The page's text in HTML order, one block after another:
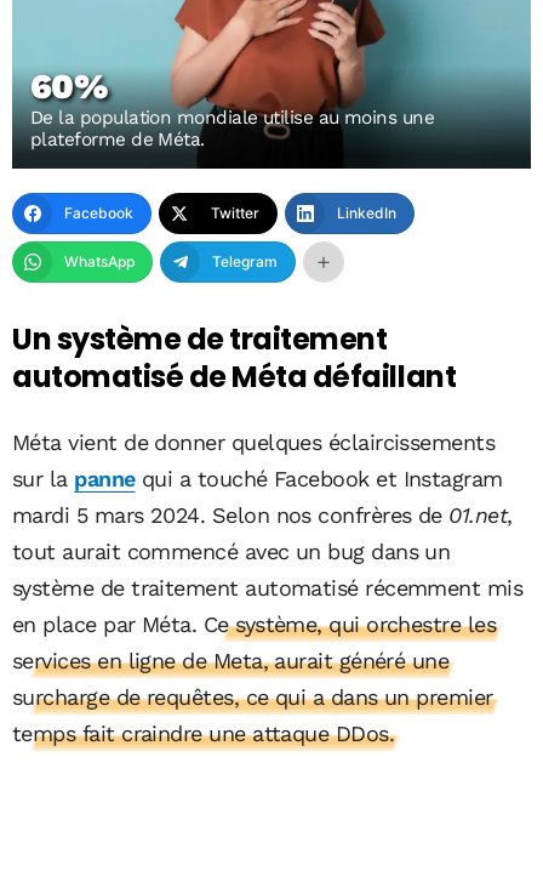
60%
De la population mondiale utilise au moins une
plateforme de Méta.
Facebook Twitter LinkedIn
WhatsApp Telegram
Un système de traitement
automatisé de Méta défaillant
Méta vient de donner quelques éclaircissements
sur la pannequi a touché Facebook et Instagram
mardi 5 mars 2024. Selon nos confrères de 01.net,
tout aurait commencé avec un bug dans un
système de traitement automatisé récemment mis
en place par Méta. Ce système, qui orchestre les
services en ligne de Meta, aurait généré une
surcharge de requêtes, ce qui a dans un premier
temps fait craindre une attaque DDos.